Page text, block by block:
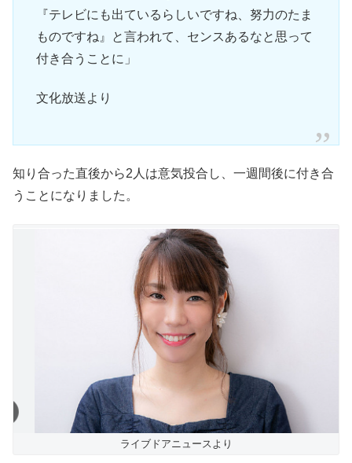
『テレビにも出ているらしいですね、努力のたま
ものですね』と言われて、センスあるなと思って
付き合うことに」
文化放送より
知り合った直後から2人は意気投合し、一週間後に付き合
うことになりました。
ライブドアニュースより